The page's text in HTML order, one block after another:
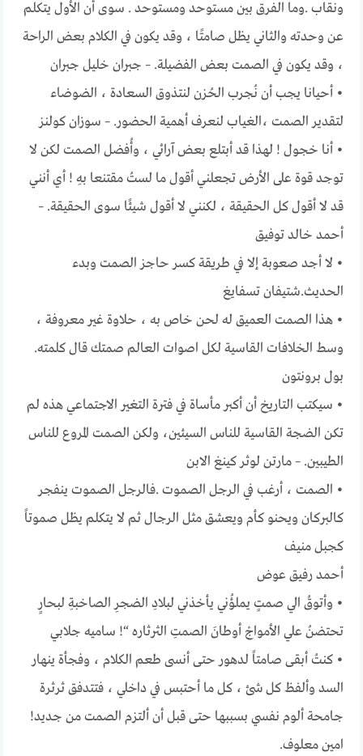
ونقاب .وما الفرق بين مستوحد ومستوحد . سوى أن الأول يتكلم
عن وحدته والثاني يظل صامتًا ، وقد يكون في الكلام بعض الراحة
، وقد يكون في الصمت بعض الفضيلة. – جبران خليل جبران
• أحيانا يجب أن نُجرب الحُزن لنتذوق السعادة ، الضوضاء
لتقدير الصمت ،الغياب لنعرف أهمية الحضور. – سوزان كولنز
• أنا خجول ! لهذا قد أبتلع بعض آرائي ، وأُفضل الصمت ‏لكن لا
توجد قوة على الأرض تجعلني أقول ما لستُ مقتنعا بهِ ! أي أنني
قد لا أقول كل الحقيقة ، لكنني لا أقول شيئًا سوى الحقيقة. –
أحمد خالد توفيق
• لا أجد صعوبة إلا في طريقة كسر حاجز الصمت وبدء
الحديث.شتيفان تسفايغ
• هذا الصمت العميق له لحن خاص به ، حلاوة غير معروفة ،
وسط الخلافات القاسية لكل اصوات العالم صمتك قال كلمته.
بول برونتون
• سيكتب التاريخ أن أكبر مأساة في فترة التغير الاجتماعي هذه لم
تكن الضجة القاسية للناس السيئين، ولكن الصمت المروع للناس
الطيبين. – مارتن لوثر كينغ الابن
• الصمت ، أرغب في الرجل الصموت .فالرجل الصموت ينفجر
كالبركان ويحنو كأم ويعشق مثل الرجال ثم لا يتكلم يظل صموتاً
كجبل منيف
أحمد رفيق عوض
• وأتوقُ الي صمتٍ يملؤُني يأخذني لبلادِ الضجرِ الصاخبةِ لبـحارٍ
تحتـضنُ علي الأمواجْ أوطـانَ الصمتِ الثرثاره “! ساميه جلابي
• كنتُ أبقى صامتاً لدهور حتى أنسى طعم الكلام ، وفجأة ينهار
السد وألفظ كل شئ ، كل ما أحتبس في داخلي ، فتتدفق ثرثرة
جامحة ألوم نفسي بسببها حتى قبل أن ألتزم الصمت من جديد!
امين معلوف.